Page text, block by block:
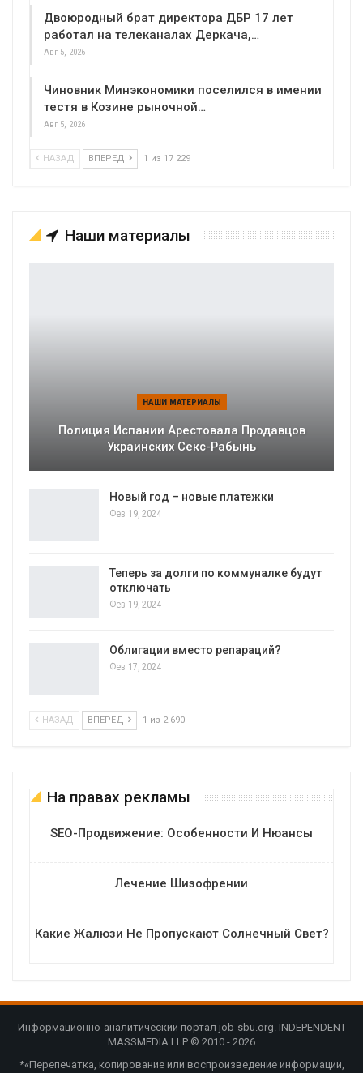
Двоюродный брат директора ДБР 17 лет
работал на телеканалах Деркача,…
Авг 5, 2026
Чиновник Минэкономики поселился в имении
тестя в Козине рыночной…
Авг 5, 2026
НАЗАД ВПЕРЕД 1 из 17 229
Наши материалы
НАШИ МАТЕРИАЛЫ
Полиция Испании Арестовала Продавцов
Украинских Секс-Рабынь
Новый год – новые платежки
Фев 19, 2024
Теперь за долги по коммуналке будут
отключать
Фев 19, 2024
Облигации вместо репараций?
Фев 17, 2024
НАЗАД ВПЕРЕД 1 из 2 690
На правах рекламы
SEO-Продвижение: Особенности И Нюансы
Лечение Шизофрении
Какие Жалюзи Не Пропускают Солнечный Свет?
Информационно-аналитический портал job-sbu.org. INDEPENDENT
MASSMEDIA LLP © 2010 - 2026
*«Перепечатка, копирование или воспроизведение информации,